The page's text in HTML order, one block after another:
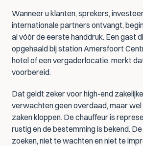
Wanneer u klanten, sprekers,
internationale partners ontvangt,
al vóór de eerste handdruk. Een gast
opgehaald bij station Amersfoort
hotel of een vergaderlocatie, merkt
voorbereid.
Dat geldt zeker voor high-end
verwachten geen overdaad, maar
zaken kloppen. De chauffeur is
rustig en de bestemming is bekend.
zoeken, niet te wachten en niet te